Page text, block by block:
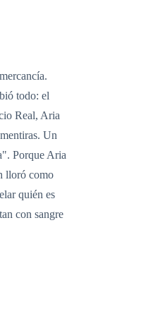
todo: el
Real, Aria
Un
Porque Aria
lloró como
quién es
con sangre